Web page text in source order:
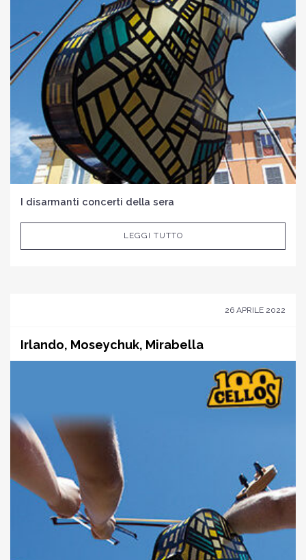
I disarmanti concerti della sera
LEGGI TUTTO
26 APRILE 2022
Irlando, Moseychuk, Mirabella